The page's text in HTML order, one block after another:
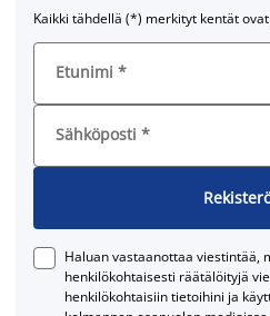
Kaikki tähdellä (*) merkityt kentät
Etunimi *
Sähköposti *
Haluan vastaanottaa viestintää,
henkilökohtaisesti räätälöityjä
henkilökohtaisiin tietoihini ja